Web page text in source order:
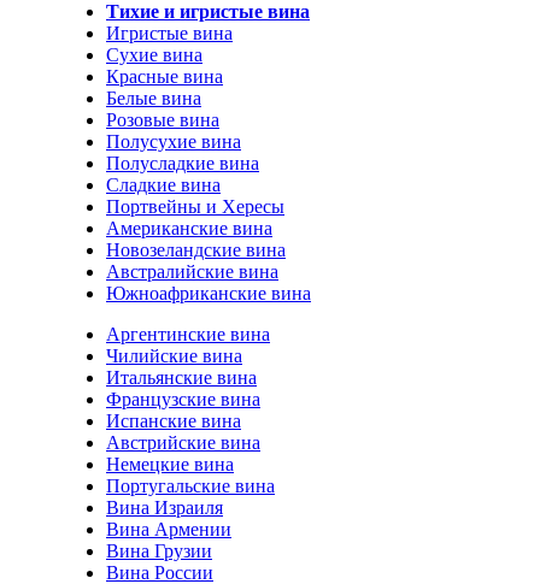
Тихие и игристые вина
Игристые вина
Сухие вина
Красные вина
Белые вина
Розовые вина
Полусухие вина
Полусладкие вина
Сладкие вина
Портвейны и Хересы
Американские вина
Новозеландские вина
Австралийские вина
Южноафриканские вина
Аргентинские вина
Чилийские вина
Итальянские вина
Французские вина
Испанские вина
Австрийские вина
Немецкие вина
Португальские вина
Вина Израиля
Вина Армении
Вина Грузии
Вина России